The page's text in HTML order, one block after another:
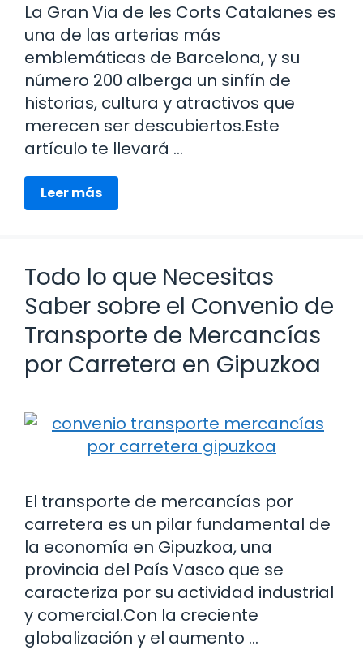
La Gran Via de les Corts Catalanes es
una de las arterias más
emblemáticas de Barcelona, y su
número 200 alberga un sinfín de
historias, cultura y atractivos que
merecen ser descubiertos.Este
artículo te llevará …
Leer más
Todo lo que Necesitas
Saber sobre el Convenio de
Transporte de Mercancías
por Carretera en Gipuzkoa
El transporte de mercancías por
carretera es un pilar fundamental de
la economía en Gipuzkoa, una
provincia del País Vasco que se
caracteriza por su actividad industrial
y comercial.Con la creciente
globalización y el aumento …